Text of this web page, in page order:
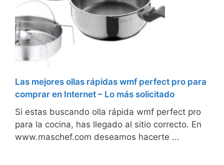
Las mejores ollas rápidas wmf perfect pro para
comprar en Internet – Lo más solicitado
Si estas buscando olla rápida wmf perfect pro
para la cocina, has llegado al sitio correcto. En
www.maschef.com deseamos hacerte ...